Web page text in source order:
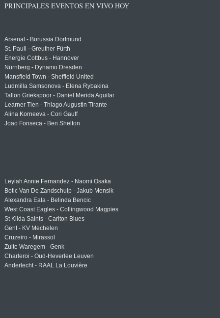
PRINCIPALES EVENTOS EN VIVO HOY
Arsenal - Borussia Dortmund
St. Pauli - Greuther Fürth
Energie Cottbus - Hannover
Nürnberg - Dynamo Dresden
Mansfield Town - Sheffield United
Ludmilla Samsonova - Elena Rybakina
Tallon Griekspoor - Daniel Merida Aguilar
Learner Tien - Thiago Augustin Tirante
Alina Korneeva - Cori Gauff
Joao Fonseca - Ben Shelton
Leylah Annie Fernandez - Naomi Osaka
Botic Van De Zandschulp - Jakub Mensik
Alexandra Eala - Belinda Bencic
West Coast Eagles - Collingwood Magpies
St Kilda Saints - Carlton Blues
Gent - KV Mechelen
Cruzeiro - Mirassol
Zulte Waregem - Genk
Charleroi - Oud-Heverlee Leuven
Anderlecht - RAAL La Louvière